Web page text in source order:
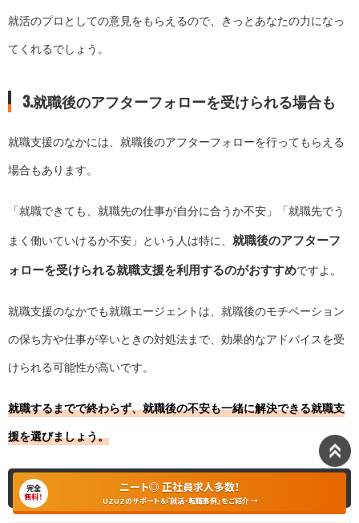
就活のプロとしての意見をもらえるので、きっとあなたの力になっ
てくれるでしょう。
3.就職後のアフターフォローを受けられる場合も
就職支援のなかには、就職後のアフターフォローを行ってもらえる
場合もあります。
「就職できても、就職先の仕事が自分に合うか不安」「就職先でう
まく働いていけるか不安」という人は特に、 就職後のアフターフ
ォローを受けられる就職支援を利用するのがおすすめですよ。
就職支援のなかでも就職エージェントは、就職後のモチベーション
の保ち方や仕事が辛いときの対処法まで、効果的なアドバイスを受
けられる可能性が高いです。
就職するまでで終わらず、就職後の不安も一緒に解決できる就職支
援を選びましょう。
ニートから脱出するための5つのポイント
完全
無料！
ニート◎ 正社員求人多数！
UZUZのサポート＆『就活・転職事例』をご紹介 →